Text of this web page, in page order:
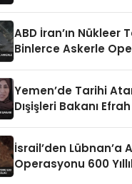
ABD İran’ın Nükleer
Binlerce Askerle
Yemen’de Tarihi
Dışişleri Bakanı
İsrail’den Lübnan’a
Operasyonu 600